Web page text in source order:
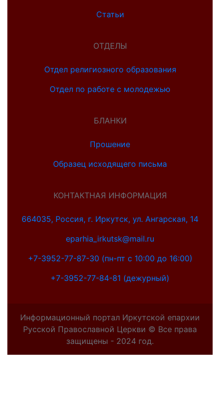
Статьи
ОТДЕЛЫ
Отдел религиозного образования
Отдел по работе с молодежью
БЛАНКИ
Прошение
Образец исходящего письма
КОНТАКТНАЯ ИНФОРМАЦИЯ
664035, Россия, г. Иркутск, ул. Ангарская, 14
eparhia_irkutsk@mail.ru
+7-3952-77-87-30 (пн-пт с 10:00 до 16:00)
+7-3952-77-84-81 (дежурный)
Информационный портал Иркутской епархии
Русской Православной Церкви © Все права
защищены - 2024 год.